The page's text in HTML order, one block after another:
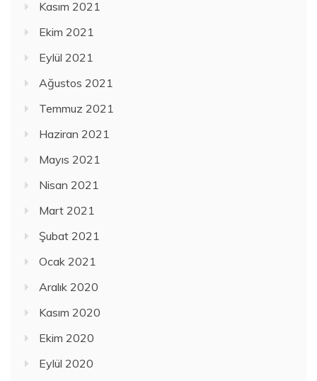
Kasım 2021
Ekim 2021
Eylül 2021
Ağustos 2021
Temmuz 2021
Haziran 2021
Mayıs 2021
Nisan 2021
Mart 2021
Şubat 2021
Ocak 2021
Aralık 2020
Kasım 2020
Ekim 2020
Eylül 2020